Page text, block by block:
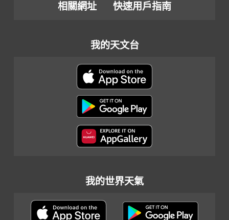
相關網址
快速用戶指南
我的天文台
我的世界天氣